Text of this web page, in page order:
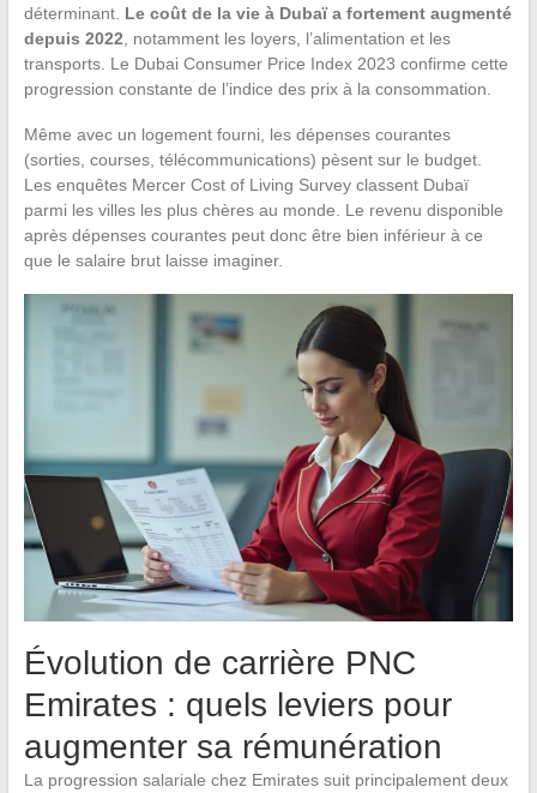
déterminant. Le coût de la vie à Dubaï a fortement augmenté
depuis 2022, notamment les loyers, l’alimentation et les
transports. Le Dubai Consumer Price Index 2023 confirme cette
progression constante de l’indice des prix à la consommation.
Même avec un logement fourni, les dépenses courantes
(sorties, courses, télécommunications) pèsent sur le budget.
Les enquêtes Mercer Cost of Living Survey classent Dubaï
parmi les villes les plus chères au monde. Le revenu disponible
après dépenses courantes peut donc être bien inférieur à ce
que le salaire brut laisse imaginer.
Évolution de carrière PNC
Emirates : quels leviers pour
augmenter sa rémunération
La progression salariale chez Emirates suit principalement deux